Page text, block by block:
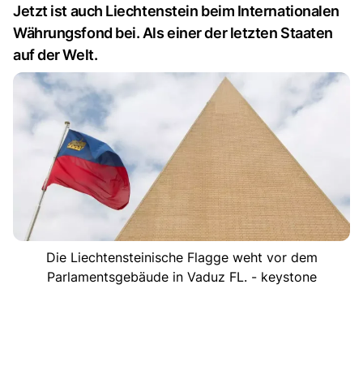
Jetzt ist auch Liechtenstein beim Internationalen
Währungsfond bei. Als einer der letzten Staaten
auf der Welt.
Die Liechtensteinische Flagge weht vor dem
Parlamentsgebäude in Vaduz FL. - keystone